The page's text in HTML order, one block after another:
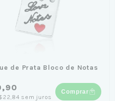
de Prata Bloco de Notas
sem juros
Comprar